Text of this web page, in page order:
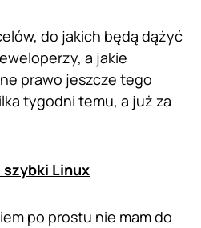
do jakich będą dążyć
a jakie
prawo jeszcze tego
tygodni temu, a już za
szybki Linux
po prostu nie mam do